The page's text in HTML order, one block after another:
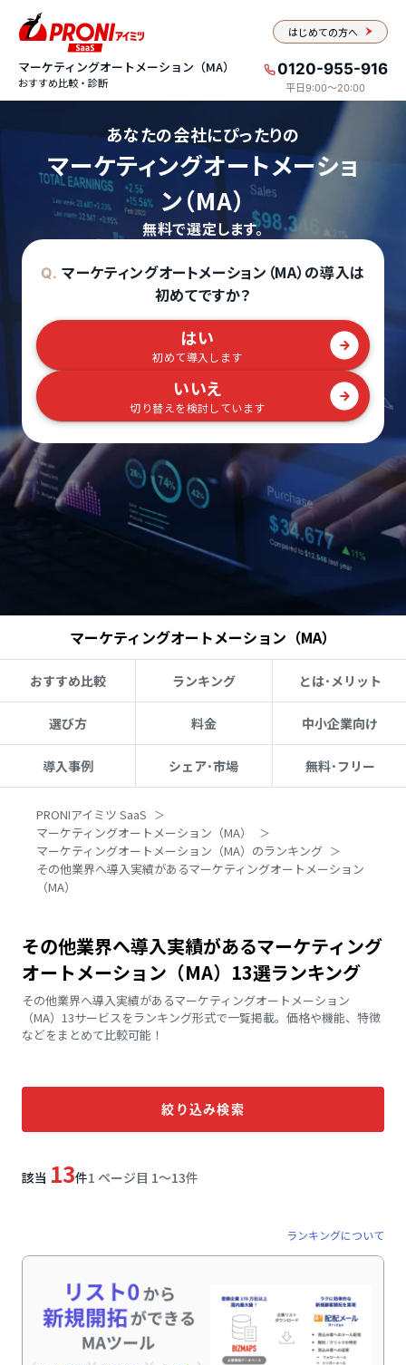
はじめての方へ
マーケティングオートメーション（MA）
おすすめ比較・診断
0120-955-916
平日9:00〜20:00
あなたの会社にぴったりの
マーケティングオートメーショ
ン（MA）
無料で選定します。
Q. マーケティングオートメーション（MA）の導入は
初めてですか？
はい
初めて導入します
いいえ
切り替えを検討しています
マーケティングオートメーション（MA）
おすすめ比較 ランキング とは･メリット
選び方 料金 中小企業向け
導入事例 シェア･市場 無料･フリー
PRONIアイミツ SaaS
マーケティングオートメーション（MA）
マーケティングオートメーション（MA）のランキング
その他業界へ導入実績があるマーケティングオートメーション
（MA）
その他業界へ導入実績があるマーケティング
オートメーション（MA）13選ランキング
その他業界へ導入実績があるマーケティングオートメーション
（MA）13サービスをランキング形式で一覧掲載。価格や機能、特徴
などをまとめて比較可能！
絞り込み検索
該当 13件1 ページ目 1〜13件
ランキングについて